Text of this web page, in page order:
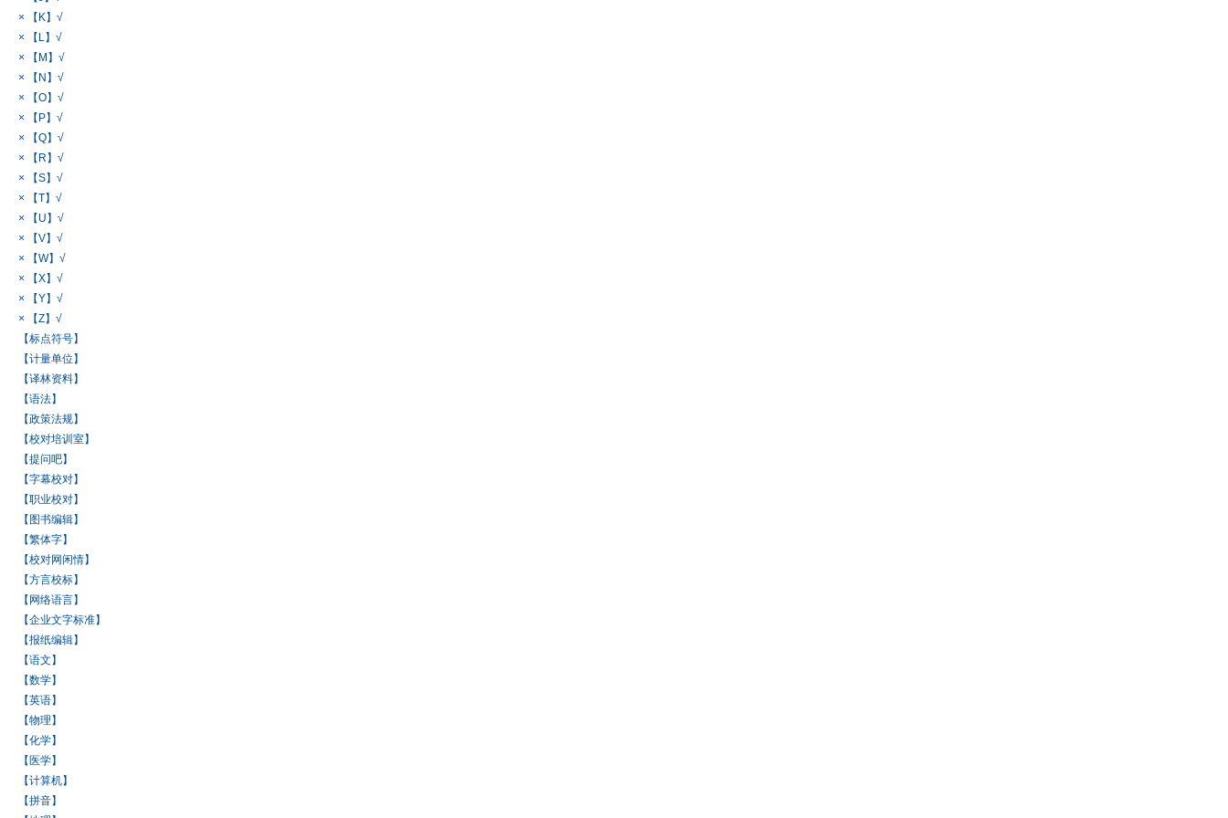
× 【K】√
× 【L】√
× 【M】√
× 【N】√
× 【O】√
× 【P】√
× 【Q】√
× 【R】√
× 【S】√
× 【T】√
× 【U】√
× 【V】√
× 【W】√
× 【X】√
× 【Y】√
× 【Z】√
【标点符号】
【计量单位】
【译林资料】
【语法】
【政策法规】
【校对培训室】
【提问吧】
【字幕校对】
【职业校对】
【图书编辑】
【繁体字】
【校对网闲情】
【方言校标】
【网络语言】
【企业文字标准】
【报纸编辑】
【语文】
【数学】
【英语】
【物理】
【化学】
【医学】
【计算机】
【拼音】